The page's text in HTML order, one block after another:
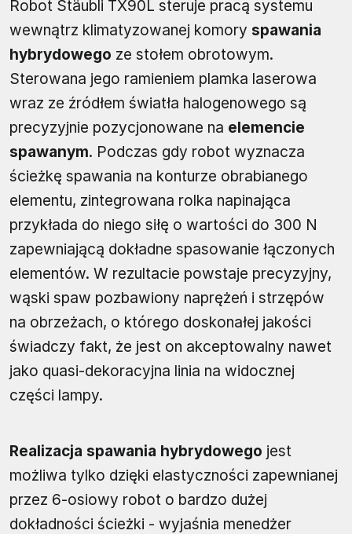
Robot Stäubli TX90L steruje pracą systemu
wewnątrz klimatyzowanej komory spawania
hybrydowego ze stołem obrotowym.
Sterowana jego ramieniem plamka laserowa
wraz ze źródłem światła halogenowego są
precyzyjnie pozycjonowane na elemencie
spawanym. Podczas gdy robot wyznacza
ścieżkę spawania na konturze obrabianego
elementu, zintegrowana rolka napinająca
przykłada do niego siłę o wartości do 300 N
zapewniającą dokładne spasowanie łączonych
elementów. W rezultacie powstaje precyzyjny,
wąski spaw pozbawiony naprężeń i strzępów
na obrzeżach, o którego doskonałej jakości
świadczy fakt, że jest on akceptowalny nawet
jako quasi-dekoracyjna linia na widocznej
części lampy.
Realizacja spawania hybrydowego jest
możliwa tylko dzięki elastyczności zapewnianej
przez 6-osiowy robot o bardzo dużej
dokładności ścieżki - wyjaśnia menedżer